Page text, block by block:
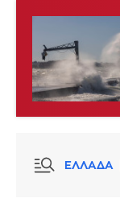
ΕΛΛΑΔΑ